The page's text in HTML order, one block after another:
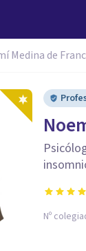
Medina de
Nº